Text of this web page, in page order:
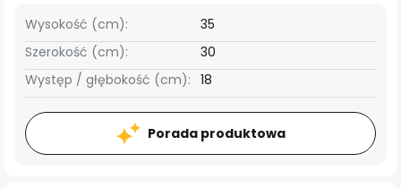
Szerokość (cm): 30
Wysokość (cm): 35
Występ / głębokość (cm): 18
Porada produktowa